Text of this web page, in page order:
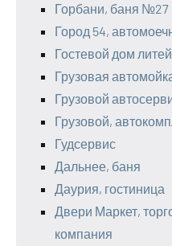
Горбани, баня №27
Город 54,
Гостевой дом
Грузовая
Грузовой
Грузовой,
Гудсервис
Дальнее, баня
Даурия, гостиница
Двери Маркет,
компания